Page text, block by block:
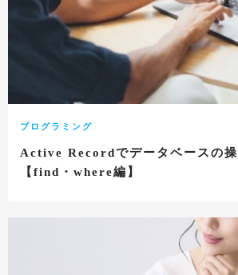
プログラミング
Active Recordでデータベースの操
【find・where編】